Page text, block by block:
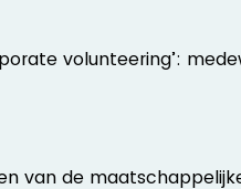
volunteering’:
van de